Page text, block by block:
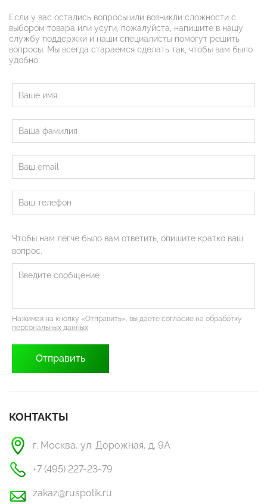
Если у вас остались вопросы или возникли сложности с
выбором товара или усуги, пожалуйста, напишите в нашу
службу поддержки и наши специалисты помогут решить
вопросы. Мы всегда стараемся сделать так, чтобы вам было
удобно.
Чтобы нам легче было вам ответить, опишите кратко ваш
вопрос.
Нажимая на кнопку «Отправить», вы даете согласие на обработку
персональных данных
КОНТАКТЫ
г. Москва, ул. Дорожная, д. 9А
+7 (495) 227-23-79
zakaz@ruspolik.ru